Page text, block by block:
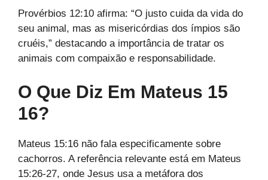
Provérbios 12:10 afirma: “O justo cuida da vida do
seu animal, mas as misericórdias dos ímpios são
cruéis,” destacando a importância de tratar os
animais com compaixão e responsabilidade.
O Que Diz Em Mateus 15
16?
Mateus 15:16 não fala especificamente sobre
cachorros. A referência relevante está em Mateus
15:26-27, onde Jesus usa a metáfora dos